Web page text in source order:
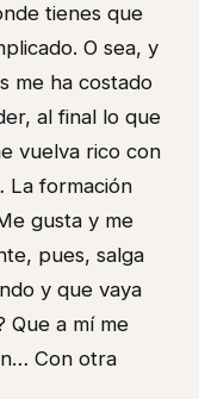
tienes que
O sea, y
me ha costado
al final lo que
vuelva rico con
La formación
gusta y me
pues, salga
y que vaya
Que a mí me
Con otra